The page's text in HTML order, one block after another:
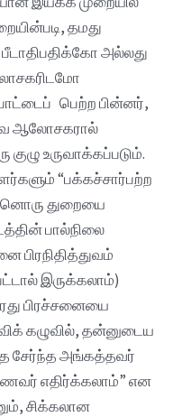
தமது
பீடாதிபதிக்கோ அல்லது
பெற்ற பின்னர்,
ஆலோசகரால்
உருவாக்கப்படும்.
“பக்கச்சார்பற்ற
துறையை
பால்நிலை
பிரநிதித்துவம்
இருக்கலாம்)
பிரச்சனையை
கழுவில், தன்னுடைய
சேர்ந்த அங்கத்தவர்
எதிர்க்கலாம்” என
சிக்கலான